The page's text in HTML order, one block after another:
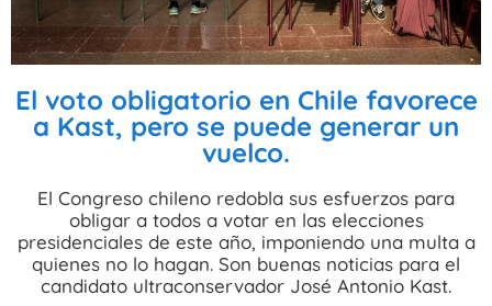
El voto obligatorio en Chile favorece
a Kast, pero se puede generar un
vuelco.
El Congreso chileno redobla sus esfuerzos para
obligar a todos a votar en las elecciones
presidenciales de este año, imponiendo una multa a
quienes no lo hagan. Son buenas noticias para el
candidato ultraconservador José Antonio Kast.